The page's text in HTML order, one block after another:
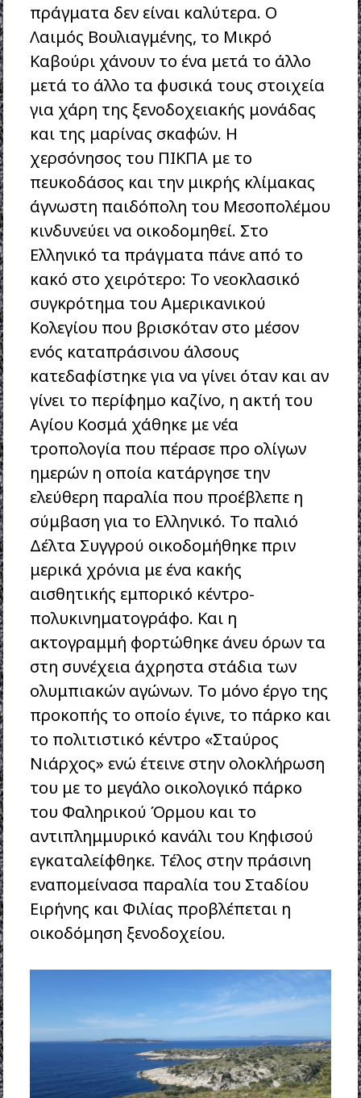
πράγματα δεν είναι καλύτερα. Ο
Λαιμός Βουλιαγμένης, το Μικρό
Καβούρι χάνουν το ένα μετά το άλλο
μετά το άλλο τα φυσικά τους στοιχεία
για χάρη της ξενοδοχειακής μονάδας
και της μαρίνας σκαφών. Η
χερσόνησος του ΠΙΚΠΑ με το
πευκοδάσος και την μικρής κλίμακας
άγνωστη παιδόπολη του Μεσοπολέμου
κινδυνεύει να οικοδομηθεί. Στο
Ελληνικό τα πράγματα πάνε από το
κακό στο χειρότερο: Το νεοκλασικό
συγκρότημα του Αμερικανικού
Κολεγίου που βρισκόταν στο μέσον
ενός καταπράσινου άλσους
κατεδαφίστηκε για να γίνει όταν και αν
γίνει το περίφημο καζίνο, η ακτή του
Αγίου Κοσμά χάθηκε με νέα
τροπολογία που πέρασε προ ολίγων
ημερών η οποία κατάργησε την
ελεύθερη παραλία που προέβλεπε η
σύμβαση για το Ελληνικό. Το παλιό
Δέλτα Συγγρού οικοδομήθηκε πριν
μερικά χρόνια με ένα κακής
αισθητικής εμπορικό κέντρο-
πολυκινηματογράφο. Και η
ακτογραμμή φορτώθηκε άνευ όρων τα
στη συνέχεια άχρηστα στάδια των
ολυμπιακών αγώνων. Το μόνο έργο της
προκοπής το οποίο έγινε, το πάρκο και
το πολιτιστικό κέντρο «Σταύρος
Νιάρχος» ενώ έτεινε στην ολοκλήρωση
του με το μεγάλο οικολογικό πάρκο
του Φαληρικού Όρμου και το
αντιπλημμυρικό κανάλι του Κηφισού
εγκαταλείφθηκε. Τέλος στην πράσινη
εναπομείνασα παραλία του Σταδίου
Ειρήνης και Φιλίας προβλέπεται η
οικοδόμηση ξενοδοχείου.